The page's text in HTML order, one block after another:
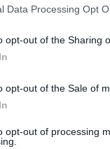
Data Processing Opt
opt-out of the Sharing
opt-out of the Sale of
opt-out of processing
a
dopo il
dopo una bella
va all'intervallo
la musica non
mette paura a